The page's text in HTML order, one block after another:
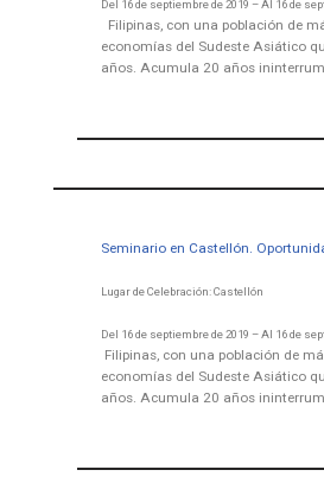
Del 16 de septiembre de 2019 – Al 16 de
Filipinas, con una población de
economías del Sudeste Asiático
años. Acumula 20 años
Seminario en Castellón.
Lugar de Celebración: Castellón
Del 16 de septiembre de 2019 – Al 16 de
Filipinas, con una población de
economías del Sudeste Asiático
años. Acumula 20 años